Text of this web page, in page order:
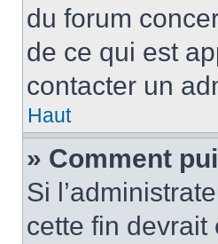
du forum
de ce qui est
contacter un
Haut
» Comment
Si
cette fin devrait